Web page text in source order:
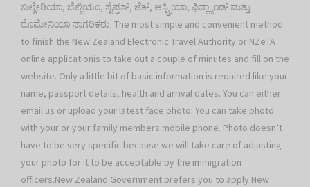
ಬಲ್ಗೇರಿಯಾ, ಬೆಲ್ಜಿಯಂ, ಸೈಪ್ರಸ್, ಜೆಕ್, ಆಸ್ಟ್ರಿಯಾ, ಫಿನ್ಲ್ಯಾಂಡ್ ಮತ್ತು
ರೊಮೇನಿಯಾ ನಾಗರಿಕರು. The most simple and convenient method
to finish the New Zealand Electronic Travel Authority or NZeTA
online applicationis to take out a couple of minutes and fill on the
website. Only a little bit of basic information is required like your
name, passport details, health and arrival dates. You can either
email us or upload your latest face photo. You can take photo
with your or your family members mobile phone. Photo doesn’t
have to be very specific because we will take care of adjusting
your photo for it to be acceptable by the immigration
officers.New Zealand Government prefers you to apply New